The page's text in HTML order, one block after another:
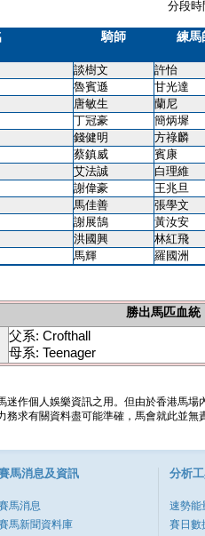
分段
騎師 練馬
談樹文 許怡
魯賓遜 甘光達
唐敏生 蘭尼
丁冠豪 簡炳墀
錢健明 方祿麟
蔡鎮威 賓康
艾法誠 白理維
謝偉豪 王兆旦
馬佳善 張學文
謝展鵠 黃汝安
洪國興 林紅飛
馬輝
羅國洲
勝出馬匹血統
父系: Crofthall
母系: Teenager
迷作個人娛樂資訊之用。但由於香港馬
務求有關資料盡可能準確，馬會就此並
馬消息及資訊
馬消息
馬新聞資料庫
分析
速勢能
賽日數